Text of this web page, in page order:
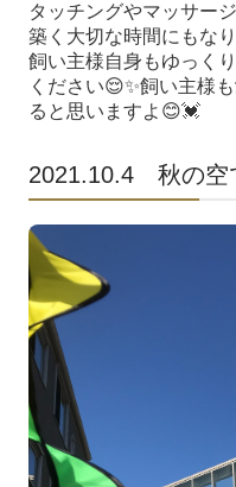
タッチングやマッサー
築く大切な時間にもなり
飼い主様自身もゆっく
ください😌✨飼い主様
ると思いますよ😊💓
2021.10.4 秋の空